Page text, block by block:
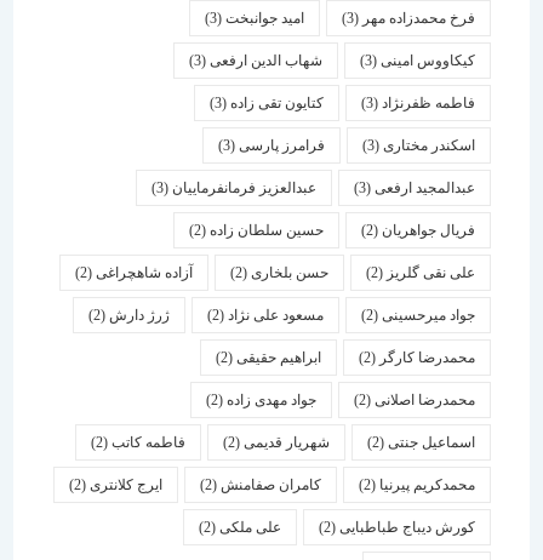
فرخ محمدزاده مهر(3) امید جوانبخت(3)
کیکاووس امینی(3) شهاب الدین ارفعی(3)
فاطمه ظفرنژاد(3) کتایون تقی زاده(3)
اسكندر مختاری (3) فرامرز پارسی(3)
عبدالمجید ارفعی(3) عبدالعزیز فرمانفرماییان(3)
فریال جواهریان(2) حسین سلطان زاده(2)
علی نقی گلریز(2) حسن بلخاری(2) آزاده شاهچراغی(2)
جواد میرحسینی(2) مسعود علی نژاد(2) ژرژ دارش (2)
محمدرضا کارگر(2) ابراهیم حقیقی(2)
محمدرضا اصلانی(2) جواد مهدی زاده(2)
اسماعیل جنتی(2) شهریار قدیمی(2) فاطمه کاتب(2)
محمدکریم پیرنیا (2) کامران صفامنش(2) ایرج کلانتری (2)
کورش دیباج طباطبایی(2) علی ملکی(2)